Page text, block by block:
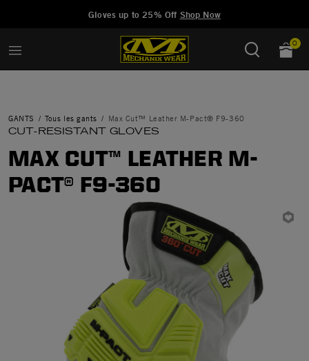
Gloves up to 25% Off Shop Now
0
GANTS Tous les gants Max Cut™ Leather M-Pact® F9-360
CUT-RESISTANT GLOVES
MAX CUT™ LEATHER M-
PACT® F9-360
Manage Wishlist